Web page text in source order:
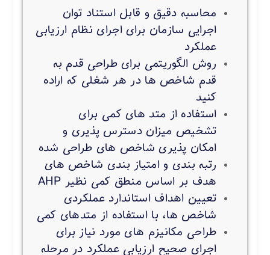
محاسبه دقیق و قابل استناد توان
اجرایی سازمان برای اجرای نظام ارزیابی
عملکرد
روش الگوریتمی برای طراحی قدم به
قدم شاخص ها در هر شغلی که اراده
کنید
استفاده از متد های کمی برای
تشخیص میزان دسترس پذیری و
امکان پذیری شاخص های طراحی شده
رتبه بندی و امتیاز بندی شاخص های
هدف بر اساس منطق کمی نظیر AHP
تعیین اهداف استاندارد عملکردی
شاخص ها، با استفاده از متدهای کمی
طراحی مکانیزم های مورد نیاز برای
اجرای صحیح ارزیابی عملکرد در مرحله